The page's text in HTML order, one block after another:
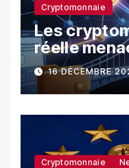
Cryptomonnaie
Les
réelle
banques ?
16 DÉCEMBRE
Cryptomonnaie